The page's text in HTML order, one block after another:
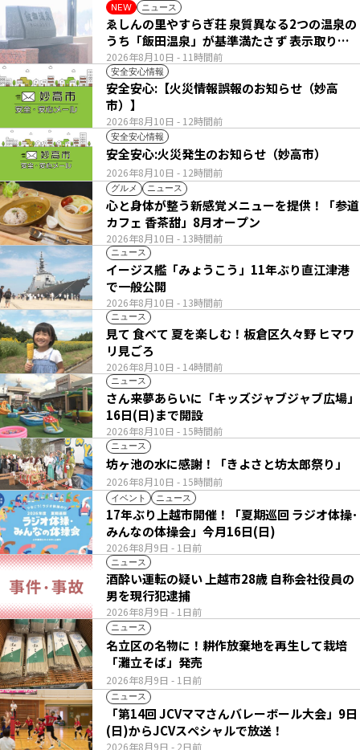
NEW ニュース
2026年8月10日 - 11時間前
ゑしんの里やすらぎ荘 泉質異なる2つの温泉の
うち「飯田温泉」が基準満たさず 表示取りや
め
安全安心情報
2026年8月10日 - 12時間前
安全安心:【火災情報誤報のお知らせ（妙高
市）】
安全安心情報
2026年8月10日 - 12時間前
安全安心:火災発生のお知らせ（妙高市）
グルメ ニュース
2026年8月10日 - 13時間前
心と身体が整う新感覚メニューを提供！「参道
カフェ 香茶甜」8月オープン
ニュース
2026年8月10日 - 13時間前
イージス艦「みょうこう」11年ぶり直江津港
で一般公開
ニュース
2026年8月10日 - 14時間前
見て 食べて 夏を楽しむ！板倉区久々野 ヒマワ
リ見ごろ
ニュース
2026年8月10日 - 15時間前
さん来夢あらいに「キッズジャブジャブ広場」
16日(日)まで開設
ニュース
2026年8月10日 - 15時間前
坊ヶ池の水に感謝！「きよさと坊太郎祭り」
イベント ニュース
2026年8月9日 - 1日前
17年ぶり上越市開催！「夏期巡回 ラジオ体操･
みんなの体操会」今月16日(日)
ニュース
2026年8月9日 - 1日前
酒酔い運転の疑い 上越市28歳 自称会社役員の
男を現行犯逮捕
ニュース
2026年8月9日 - 1日前
名立区の名物に！耕作放棄地を再生して栽培
「灘立そば」発売
ニュース
2026年8月9日 - 2日前
「第14回 JCVママさんバレーボール大会」9日
(日)からJCVスペシャルで放送！